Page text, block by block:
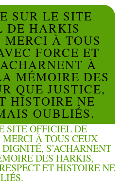
SUR LE SITE
DE HARKIS
MERCI À TOUS
FORCE ET
À
MÉMOIRE DES
QUE JUSTICE,
HISTOIRE NE
OUBLIÉS.